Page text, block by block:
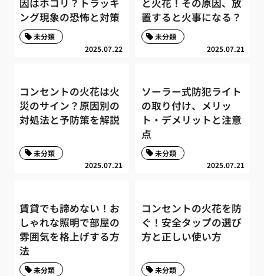
因はホコリ？トラッキ
ング現象の恐怖と対策
2025.07.22
未分類
と火花！その原因、放
置すると火事になる？
2025.07.21
未分類
コンセントの火花は火
災のサイン？原因別の
対処法と予防策を解説
2025.07.21
未分類
ソーラー式防犯ライト
の取り付け、メリッ
ト・デメリットと注意
点
2025.07.21
未分類
賃貸でも諦めない！お
しゃれな照明で部屋の
雰囲気を格上げする方
法
未分類
コンセントの火花を防
ぐ！安全タップの選び
方と正しい使い方
未分類